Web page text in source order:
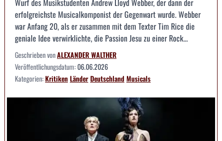
Wurf des Musikstudenten Andrew Lloyd Webber, der dann der
erfolgreichste Musicalkomponist der Gegenwart wurde. Webber
war Anfang 20, als er zusammen mit dem Texter Tim Rice die
geniale Idee verwirklichte, die Passion Jesu zu einer Rock...
Geschrieben vonALEXANDER WALTHER
Veröffentlichungsdatum:06.06.2026
Kategorien:KritikenLänderDeutschlandMusicals